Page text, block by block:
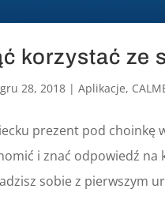
korzystać ze
gru 28, 2018 |Aplikacje,
prezent pod choinkę
i znać odpowiedź na
sobie z pierwszym